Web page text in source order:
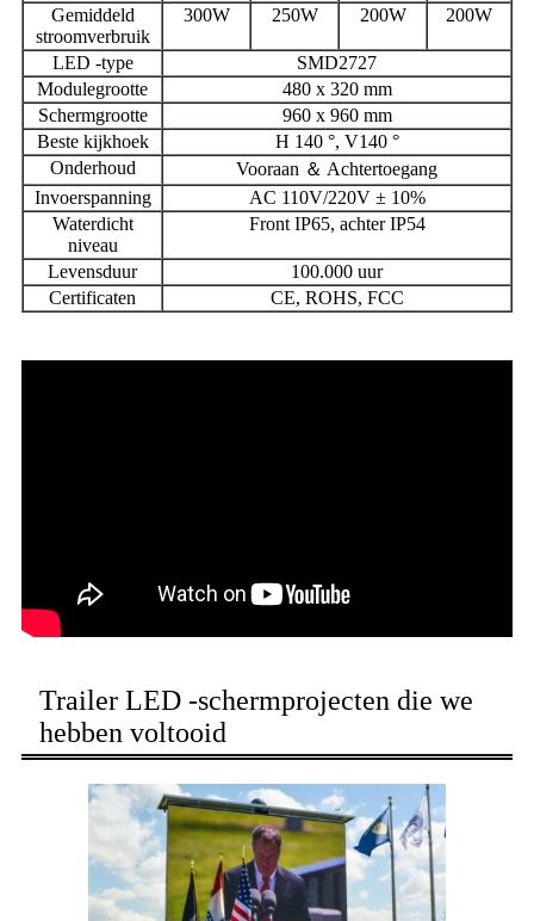
Gemiddeld
stroomverbruik
300W 250W 200W 200W
LED -type
SMD2727
Modulegrootte
480 x 320 mm
Schermgrootte
960 x 960 mm
Beste kijkhoek
H 140 °, V140 °
Onderhoud
Vooraan ＆ Achtertoegang
Invoerspanning
AC 110V/220V ± 10%
Waterdicht
niveau
Front IP65, achter IP54
Levensduur
100.000 uur
Certificaten
CE, ROHS, FCC
Trailer LED -schermprojecten die we
hebben voltooid